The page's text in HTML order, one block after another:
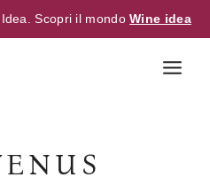
Scopri il mondoWine idea